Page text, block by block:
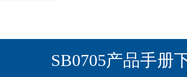
SB0705产品手册